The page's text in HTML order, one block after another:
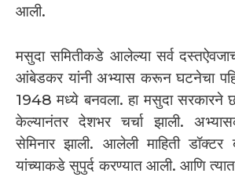
आली.
मसुदा समितीकडे आलेल्या सर्व
आंबेडकर यांनी अभ्यास करून घटनेचा
1948 मध्ये बनवला. हा मसुदा सरकारने
केल्यानंतर देशभर चर्चा झाली.
सेमिनार झाली. आलेली माहिती डॉक्टर
यांच्याकडे सुपुर्द करण्यात आली. आणि त्यात